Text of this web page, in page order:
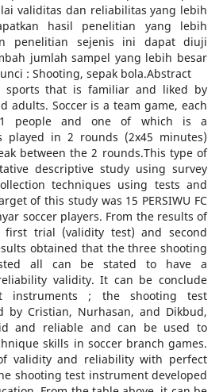
validitas dan reliabilitas yang lebih
hasil penelitian yang lebih
penelitian sejenis ini dapat diuji
jumlah sampel yang lebih besar
: Shooting, sepak bola.Abstract
sports that is familiar and liked by
adults. Soccer is a team game, each
people and one of which is a
played in 2 rounds (2x45 minutes)
between the 2 rounds.This type of
descriptive study using survey
techniques using tests and
of this study was 15 PERSIWU FC
soccer players. From the results of
trial (validity test) and second
obtained that the three shooting
all can be stated to have a
validity. It can be conclude
instruments ; the shooting test
by Cristian, Nurhasan, and Dikbud,
and reliable and can be used to
skills in soccer branch games.
validity and reliability with perfect
shooting test instrument developed